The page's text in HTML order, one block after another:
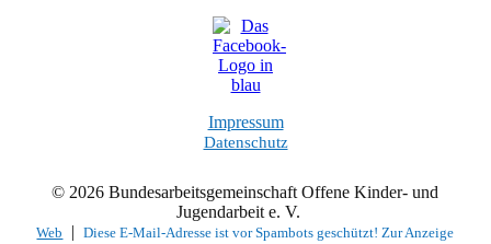
Impressum
Datenschutz
© 2026 Bundesarbeitsgemeinschaft Offene Kinder- und
Jugendarbeit e. V.
Web |Diese E-Mail-Adresse ist vor Spambots geschützt! Zur Anzeige